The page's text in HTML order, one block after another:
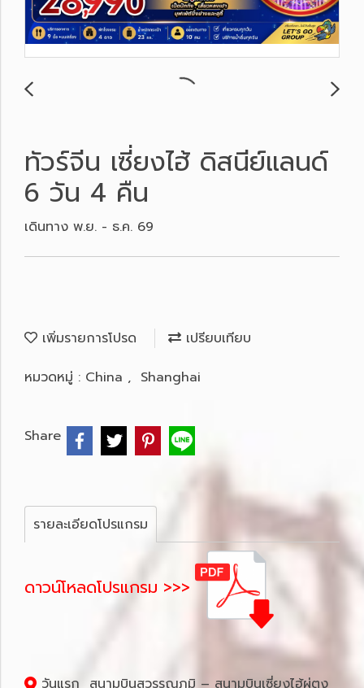
ทัวร์จีน เซี่ยงไฮ้ ดิสนีย์แลนด์
6 วัน 4 คืน
เดินทาง พ.ย. - ธ.ค. 69
เพิ่มรายการโปรด
เปรียบเทียบ
หมวดหมู่ : China , Shanghai
Share
รายละเอียดโปรแกรม
ดาวน์โหลดโปรแกรม >>>
วันแรก สนามบินสุวรรณภูมิ – สนามบินเซี่ยงไฮ้ผู่ตง